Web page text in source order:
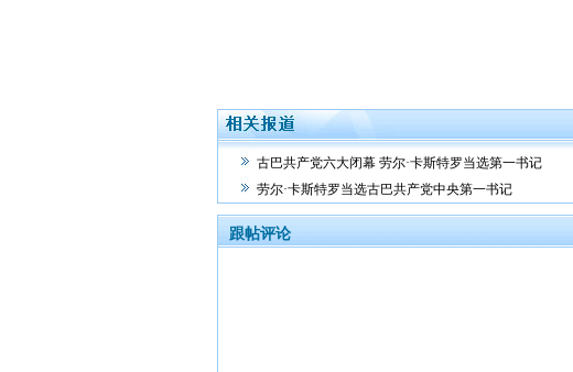
古巴共产党六大闭幕 劳尔·卡斯特罗当选第一书记
劳尔·卡斯特罗当选古巴共产党中央第一书记
跟帖评论